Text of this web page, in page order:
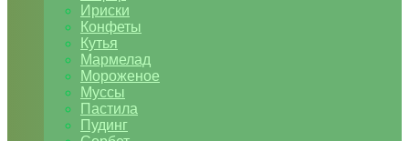
Ириски
Конфеты
Кутья
Мармелад
Мороженое
Муссы
Пастила
Пудинг